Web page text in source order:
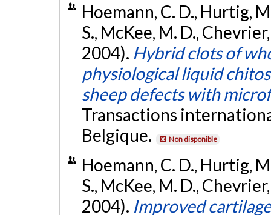
Hoemann, C. D., Hurtig,
S., McKee, M. D.,
2004). Hybrid clots of
physiological liquid
sheep defects with
Transactions
Belgique.
Non disponible
Hoemann, C. D., Hurtig,
S., McKee, M. D.,
2004). Improved